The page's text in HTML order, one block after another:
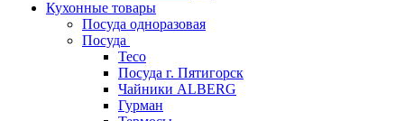
Кухонные товары
Посуда одноразовая
Посуда
Teco
Посуда г. Пятигорск
Чайники ALBERG
Гурман